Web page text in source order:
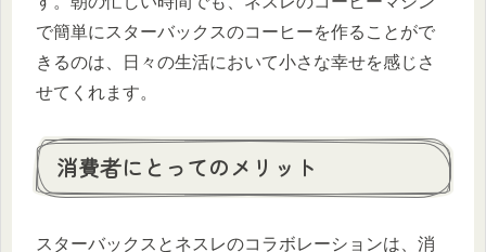
で簡単にスターバックスのコーヒーを作ることがで
きるのは、日々の生活において小さな幸せを感じさ
せてくれます。
消費者にとってのメリット
スターバックスとネスレのコラボレーションは、消